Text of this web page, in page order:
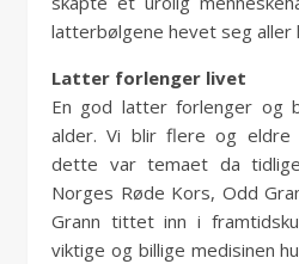
latterbølgene hevet seg aller
Latter forlenger livet
En god latter forlenger og
alder. Vi blir flere og
dette var temaet da
Norges Røde Kors, Odd
Grann tittet inn i
viktige og billige medisinen